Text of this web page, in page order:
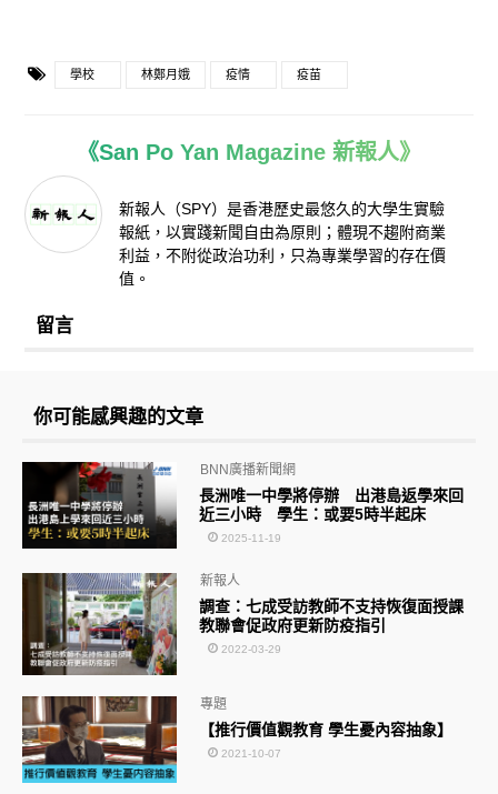
學校 林鄭月娥 疫情 疫苗
《San Po Yan Magazine 新報人》
新報人（SPY）是香港歷史最悠久的大學生實驗
報紙，以實踐新聞自由為原則；體現不趨附商業
利益，不附從政治功利，只為專業學習的存在價
值。
留言
你可能感興趣的文章
長洲唯一中學將停辦 出港島返學來回
近三小時 學生：或要5時半起床
BNN廣播新聞網
2025-11-19
調查：七成受訪教師不支持恢復面授課
教聯會促政府更新防疫指引
新報人
2022-03-29
【推行價值觀教育 學生憂內容抽象】
專題
2021-10-07